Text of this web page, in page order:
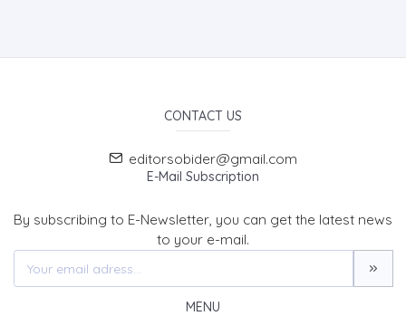
CONTACT US
editorsobider@gmail.com
E-Mail Subscription
By subscribing to E-Newsletter, you can get the latest news
to your e-mail.
MENU